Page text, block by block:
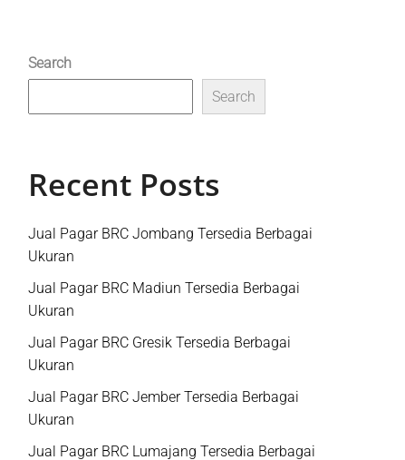
Search
Search
Recent Posts
Jual Pagar BRC Jombang Tersedia Berbagai
Ukuran
Jual Pagar BRC Madiun Tersedia Berbagai
Ukuran
Jual Pagar BRC Gresik Tersedia Berbagai
Ukuran
Jual Pagar BRC Jember Tersedia Berbagai
Ukuran
Jual Pagar BRC Lumajang Tersedia Berbagai